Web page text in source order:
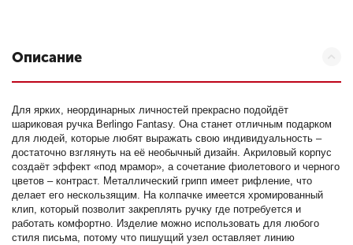
Описание
Для ярких, неординарных личностей прекрасно подойдёт
шариковая ручка Berlingo Fantasy. Она станет отличным подарком
для людей, которые любят выражать свою индивидуальность –
достаточно взглянуть на её необычный дизайн. Акриловый корпус
создаёт эффект «под мрамор», а сочетание фиолетового и черного
цветов – контраст. Металлический грипп имеет рифление, что
делает его нескользящим. На колпачке имеется хромированный
клип, который позволит закреплять ручку где потребуется и
работать комфортно. Изделие можно использовать для любого
стиля письма, потому что пишущий узел оставляет линию